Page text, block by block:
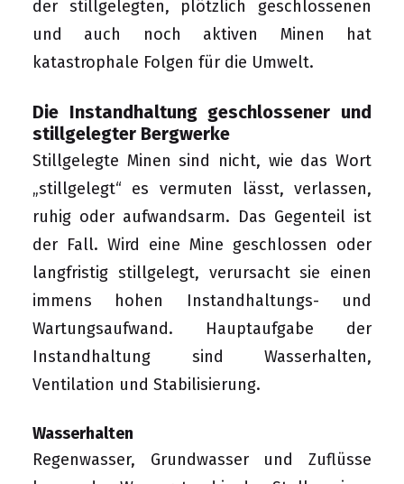
der stillgelegten, plötzlich geschlossenen
und auch noch aktiven Minen hat
katastrophale Folgen für die Umwelt.
Die Instandhaltung geschlossener und
stillgelegter Bergwerke
Stillgelegte Minen sind nicht, wie das Wort
„stillgelegt“ es vermuten lässt, verlassen,
ruhig oder aufwandsarm. Das Gegenteil ist
der Fall. Wird eine Mine geschlossen oder
langfristig stillgelegt, verursacht sie einen
immens hohen Instandhaltungs- und
Wartungsaufwand. Hauptaufgabe der
Instandhaltung sind Wasserhalten,
Ventilation und Stabilisierung.
Wasserhalten
Regenwasser, Grundwasser und Zuflüsse